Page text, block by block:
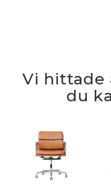
Vi hittade
du